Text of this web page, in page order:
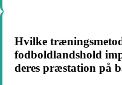
Hvilke
fodboldlandshold
deres præstation på